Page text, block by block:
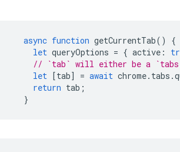
async function getCurrentTab()
{
let queryOptions = { active :
// `tab` will either be a
let [tab] = await chrome. tabs .
return tab ;
}